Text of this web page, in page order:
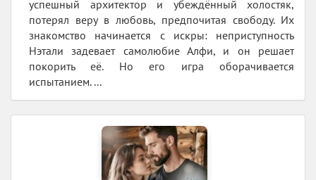
успешный архитектор и убеждённый холостяк,
потерял веру в любовь, предпочитая свободу. Их
знакомство начинается с искры: неприступность
Нэтали задевает самолюбие Алфи, и он решает
покорить её. Но его игра оборачивается
испытанием. ...